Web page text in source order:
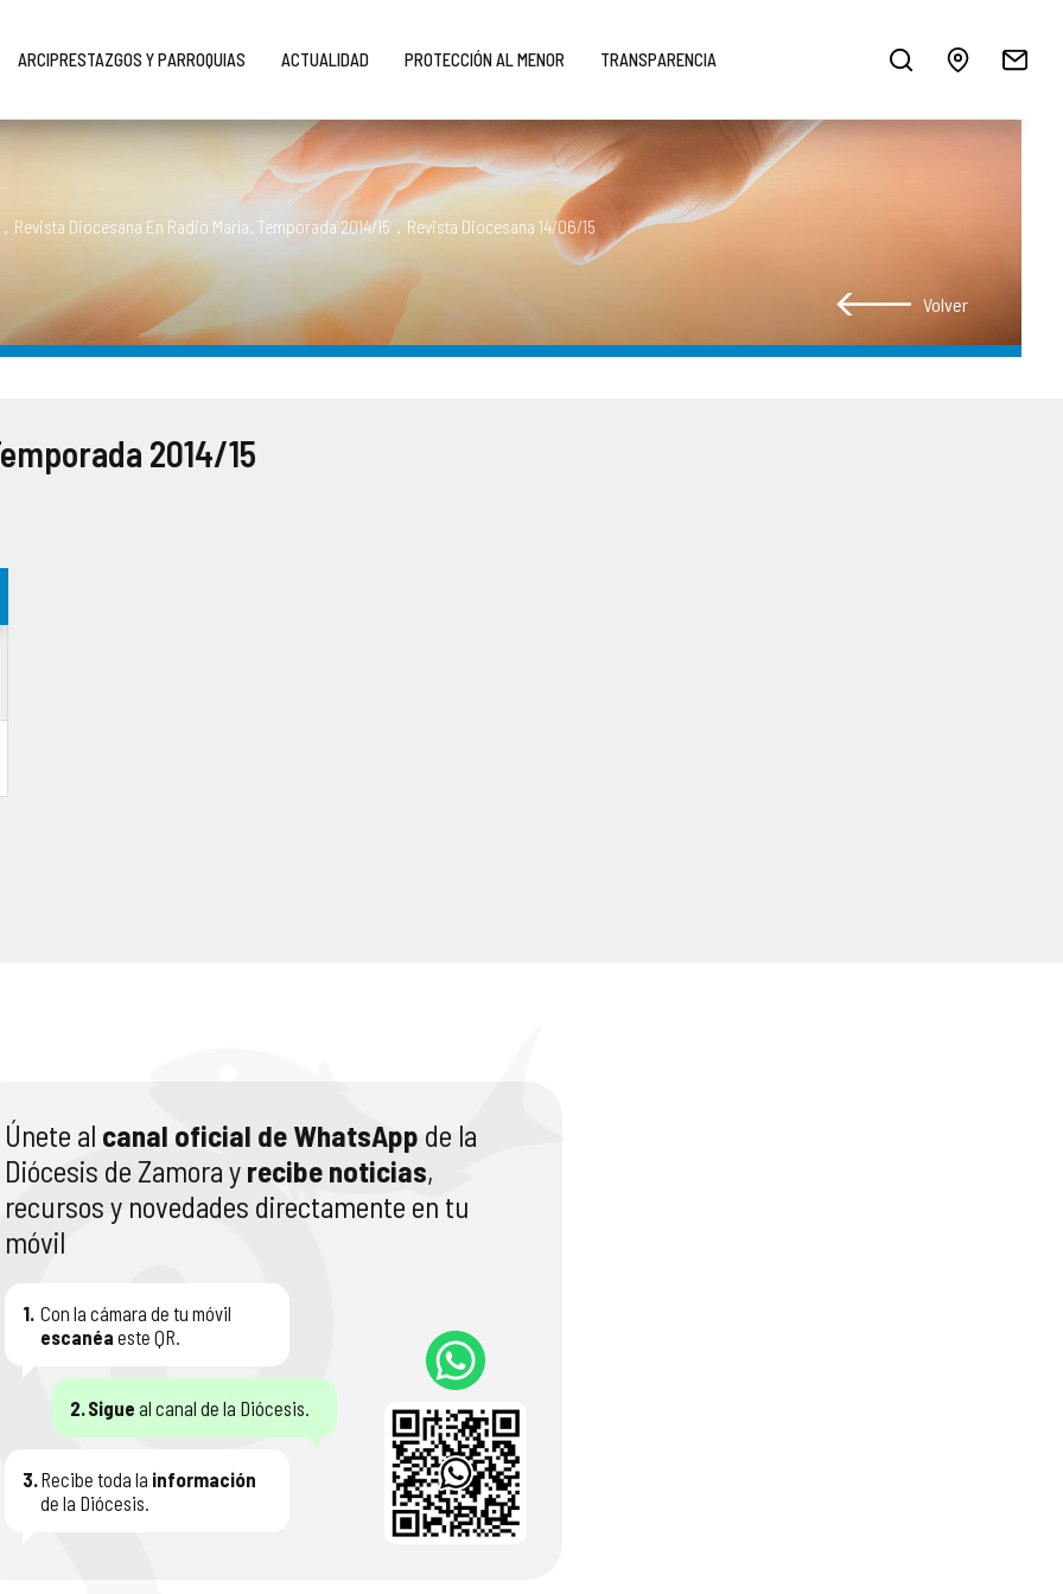
ARCIPRESTAZGOS Y PARROQUIAS ACTUALIDAD PROTECCIÓN AL MENOR TRANSPARENCIA
. Revista Diocesana En Radio María. Temporada 2014/15 . Revista Diocesana 14/06/15
Volver
2014/15
Únete al canal oficial de WhatsApp de la
Diócesis de Zamora y recibe noticias,
recursos y novedades directamente en tu
móvil
1. Con la cámara de tu móvil
escanéa este QR.
2.Sigue al canal de la Diócesis.
3.Recibe toda la información
de la Diócesis.